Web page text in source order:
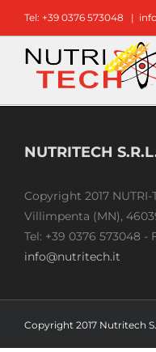
contenuto
Tel: +39 0376 573048 |
NUTRITECH
Copyright 2017 NUTRI-
Villimpenta (MN),
Tel: +39 0376 573048 -
info@nutritech.it
Copyright 2017 Nutritech